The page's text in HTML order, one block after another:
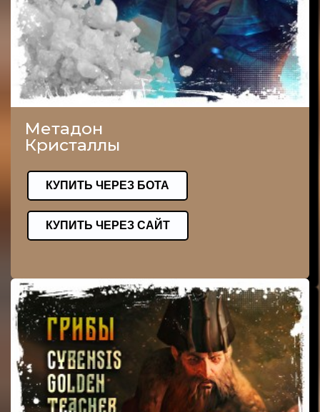
Метадон
Кристаллы
КУПИТЬ ЧЕРЕЗ БОТА
КУПИТЬ ЧЕРЕЗ САЙТ